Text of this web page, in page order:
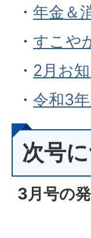
・ 年金＆
・ すこや
・ 2月お
・ 令和3
次号
3月号の